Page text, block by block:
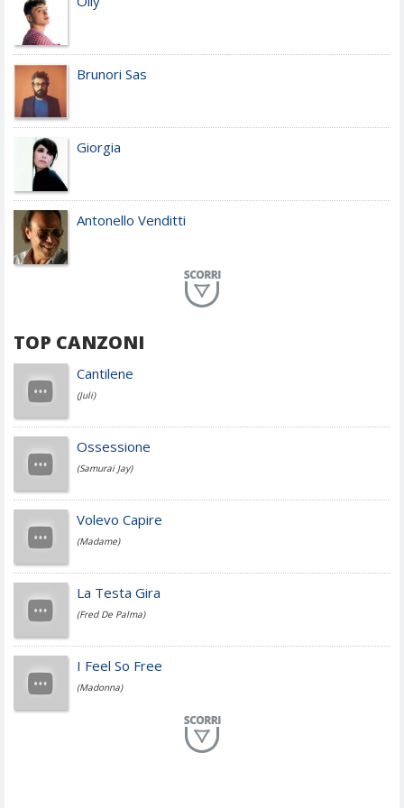
Brunori Sas
Giorgia
Antonello Venditti
Achille Lauro
Cesare Cremonini
Jovanotti
Fedez
Simone Cristicchi
TOP CANZONI
Cantilene
(Juli)
Ossessione
(Samurai Jay)
Volevo Capire
(Madame)
La Testa Gira
(Fred De Palma)
I Feel So Free
(Madonna)